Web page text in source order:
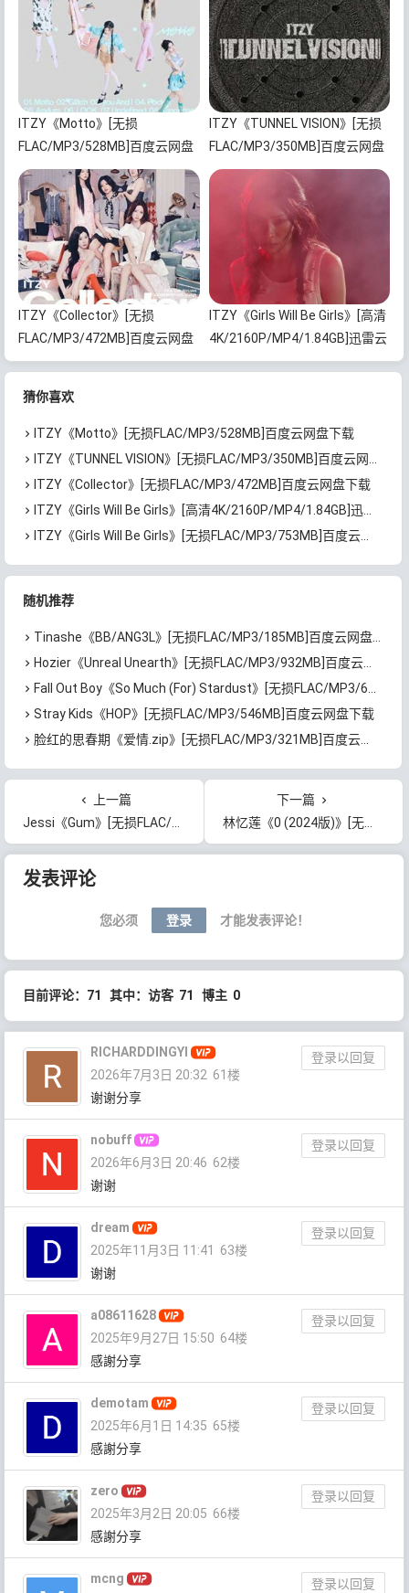
ITZY《Motto》[无损
FLAC/MP3/528MB]百度云网盘
下载
ITZY《TUNNEL VISION》[无损
FLAC/MP3/350MB]百度云网盘
下载
ITZY《Collector》[无损
FLAC/MP3/472MB]百度云网盘
下载
ITZY《Girls Will Be Girls》[高清
4K/2160P/MP4/1.84GB]迅雷云
网盘下载
猜你喜欢
ITZY《Motto》[无损FLAC/MP3/528MB]百度云网盘下载
ITZY《TUNNEL VISION》[无损FLAC/MP3/350MB]百度云网盘下载
ITZY《Collector》[无损FLAC/MP3/472MB]百度云网盘下载
ITZY《Girls Will Be Girls》[高清4K/2160P/MP4/1.84GB]迅雷云网盘下载
ITZY《Girls Will Be Girls》[无损FLAC/MP3/753MB]百度云网盘下载
随机推荐
Tinashe《BB/ANG3L》[无损FLAC/MP3/185MB]百度云网盘下载
Hozier《Unreal Unearth》[无损FLAC/MP3/932MB]百度云网盘下载
Fall Out Boy《So Much (For) Stardust》[无损FLAC/MP3/694MB]百度云网盘下载
Stray Kids《HOP》[无损FLAC/MP3/546MB]百度云网盘下载
脸红的思春期《爱情.zip》[无损FLAC/MP3/321MB]百度云网盘下载
上一篇
Jessi《Gum》[无损FLAC/MP3/61MB]百度云网盘下载
下一篇
林忆莲《0 (2024版)》[无损FLAC/MP3/774MB]百度云网盘下载
文章导航
发表评论
您必须 登录 才能发表评论！
目前评论：71 其中：访客 71 博主 0
RICHARDDINGYI
登录以回复
2026年7月3日 20:32 61楼
谢谢分享
nobuff
登录以回复
2026年6月3日 20:46 62楼
谢谢
dream
登录以回复
2025年11月3日 11:41
63楼
谢谢
a08611628
登录以回复
2025年9月27日 15:50 64楼
感謝分享
demotam
登录以回复
2025年6月1日 14:35 65楼
感謝分享
zero
登录以回复
2025年3月2日 20:05 66楼
感謝分享
mcng
登录以回复